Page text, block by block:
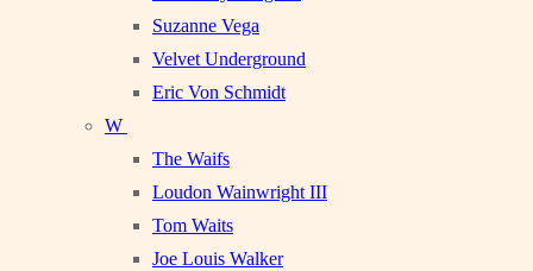
Suzanne Vega
Velvet Underground
Eric Von Schmidt
W
The Waifs
Loudon Wainwright III
Tom Waits
Joe Louis Walker